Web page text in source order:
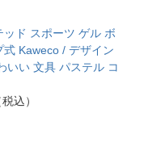
ッド スポーツ ゲル ボ
式 Kaweco / デザイン
いい 文具 パステル コ
込）